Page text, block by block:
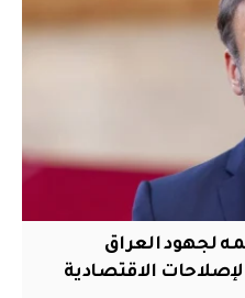
لجهود العراق
الاقتصادية